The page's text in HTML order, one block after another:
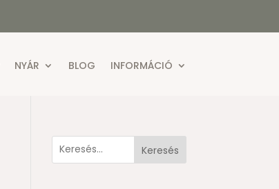
NYÁR BLOG INFORMÁCIÓ
Keresés